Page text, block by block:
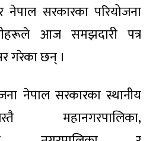
नेपाल सरकारका परियोजना
आज समझदारी पत्र
गरेका छन् ।
नेपाल सरकारका स्थानीय
महानगरपालिका,